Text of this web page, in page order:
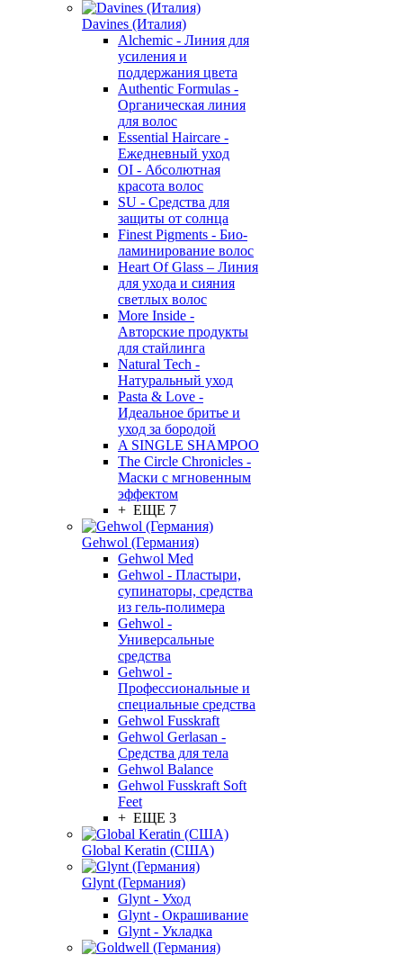
Davines (Италия)
Alchemic - Линия для
усиления и
поддержания цвета
Authentic Formulas -
Органическая линия
для волос
Essential Haircare -
Eжедневный уход
OI - Абсолютная
красота волос
SU - Средства для
защиты от солнца
Finest Pigments - Био-
ламинирование волос
Heart Of Glass – Линия
для ухода и сияния
светлых волос
More Inside -
Авторские продукты
для стайлинга
Natural Tech -
Натуральный уход
Pasta & Love -
Идеальное бритье и
уход за бородой
A SINGLE SHAMPOO
The Circle Chronicles -
Маски с мгновенным
эффектом
+ ЕЩЕ 7
Gehwol (Германия)
Gehwol Med
Gehwol - Пластыри,
супинаторы, средства
из гель-полимера
Gehwol -
Универсальные
средства
Gehwol -
Профессиональные и
специальные средства
Gehwol Fusskraft
Gehwol Gerlasan -
Средства для тела
Gehwol Balance
Gehwol Fusskraft Soft
Feet
+ ЕЩЕ 3
Global Keratin (США)
Glynt (Германия)
Glynt - Уход
Glynt - Окрашивание
Glynt - Укладка